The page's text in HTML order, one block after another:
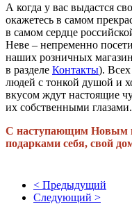
А когда у вас выдастся
окажетесь в самом
в самом сердце
Неве – непременно
наших розничных
в разделе Контакты).
людей с тонкой душой и
вкусом ждут настоящие
их собственными глазами.
С наступающим Новым
подарками себя, свой
< Предыдущий
Следующий >